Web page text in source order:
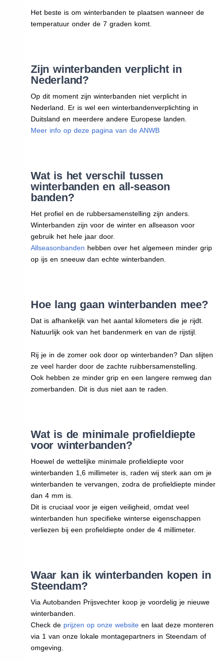
Het beste is om winterbanden te plaatsen wanneer de
temperatuur onder de 7 graden komt.
Zijn winterbanden verplicht in
Nederland?
Op dit moment zijn winterbanden niet verplicht in
Nederland. Er is wel een winterbandenverplichting in
Duitsland en meerdere andere Europese landen.
Meer info op deze pagina van de ANWB
Wat is het verschil tussen
winterbanden en all-season
banden?
Het profiel en de rubbersamenstelling zijn anders.
Winterbanden zijn voor de winter en allseason voor
gebruik het hele jaar door.
Allseasonbanden hebben over het algemeen minder grip
op ijs en sneeuw dan echte winterbanden.
Hoe lang gaan winterbanden mee?
Dat is afhankelijk van het aantal kilometers die je rijdt.
Natuurlijk ook van het bandenmerk en van de rijstijl.
Rij je in de zomer ook door op winterbanden? Dan slijten
ze veel harder door de zachte ruibbersamenstelling.
Ook hebben ze minder grip en een langere remweg dan
zomerbanden. Dit is dus niet aan te raden.
Wat is de minimale profieldiepte
voor winterbanden?
Hoewel de wettelijke minimale profieldiepte voor
winterbanden 1,6 millimeter is, raden wij sterk aan om je
winterbanden te vervangen, zodra de profieldiepte minder
dan 4 mm is.
Dit is cruciaal voor je eigen veiligheid, omdat veel
winterbanden hun specifieke winterse eigenschappen
verliezen bij een profieldiepte onder de 4 millimeter.
Waar kan ik winterbanden kopen in
Steendam?
Via Autobanden Prijsvechter koop je voordelig je nieuwe
winterbanden.
Check de prijzen op onze websiteen laat deze monteren
via 1 van onze lokale montagepartners in Steendam of
omgeving.